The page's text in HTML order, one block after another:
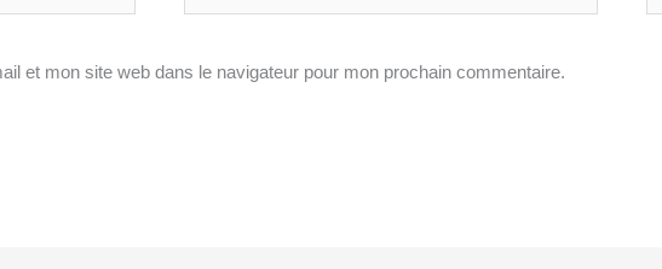
et mon site web dans le navigateur pour mon prochain commentaire.